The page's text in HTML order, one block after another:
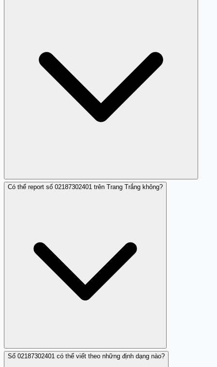
Trang Trắng cung cấp thông tin xác thực về độ tin cậy
Có thể report số 02187302401 trên Trang Trắng không?
Có, bạn có thể chia sẻ đánh giá, trải nghiệm về số
Số 02187302401 có thể viết theo những định dạng nào?